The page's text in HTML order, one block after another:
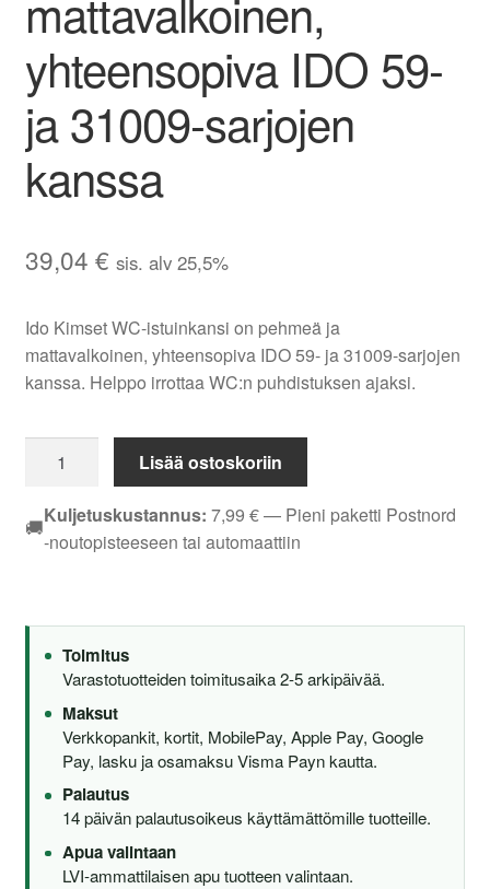
yhteensopiva IDO 59-
ja 31009-sarjojen
kanssa
39,04 € sis. alv 25,5%
Ido Kimset WC-istuinkansi on pehmeä ja
mattavalkoinen, yhteensopiva IDO 59- ja 31009-sarjojen
kanssa. Helppo irrottaa WC:n puhdistuksen ajaksi.
Kimset
WC-
istuinkansi
31009-
sarjojen
määrä
Lisää ostoskoriin
🚚Kuljetuskustannus: 7,99 €— Pieni paketti Postnord
-noutopisteeseen tai automaattiin
Toimitus
Varastotuotteiden toimitusaika 2-5 arkipäivää.
Maksut
Verkkopankit, kortit, MobilePay, Apple Pay, Google
Pay, lasku ja osamaksu Visma Payn kautta.
Palautus
14 päivän palautusoikeus käyttämättömille tuotteille.
Apua valintaan
LVI-ammattilaisen apu tuotteen valintaan.